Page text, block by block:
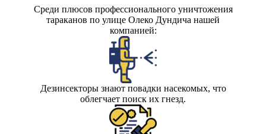
Среди плюсов профессионального уничтожения
тараканов по улице Олеко Дундича нашей
компанией:
Дезинсекторы знают повадки насекомых, что
облегчает поиск их гнезд.